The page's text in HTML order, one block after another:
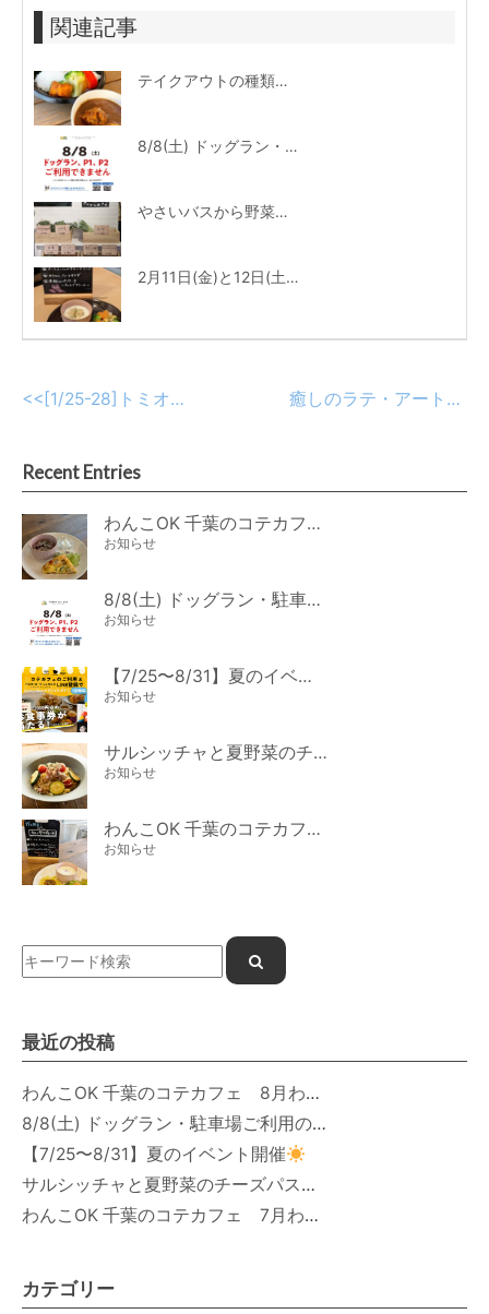
関連記事
テイクアウトの種類が増えました！
8/8(土) ドッグラン・駐車場ご利用のお知らせ
やさいバスから野菜が届くようになりました♪
2月11日(金)と12日(土)はワンコの日♪
癒しのラテ・アート☆
<<[1/25-28]トミオマルシェ期間中の駐車場ご利用につきまして
Recent Entries
わんこOK 千葉のコテカフェ 8月わんこの日 オートミールdeローストビーフライス
お知らせ
8/8(土) ドッグラン・駐車場ご利用のお知らせ
お知らせ
【7/25〜8/31】夏のイベント開催
お知らせ
サルシッチャと夏野菜のチーズパスタ期間限定新メニュー登場！
お知らせ
わんこOK 千葉のコテカフェ 7月わんこの日 白身魚とカラフルやさいのオムレツ
お知らせ
最近の投稿
わんこOK 千葉のコテカフェ 8月わんこの日 オートミールdeローストビーフライス
8/8(土) ドッグラン・駐車場ご利用のお知らせ
【7/25〜8/31】夏のイベント開催
サルシッチャと夏野菜のチーズパスタ期間限定新メニュー登場！
わんこOK 千葉のコテカフェ 7月わんこの日 白身魚とカラフルやさいのオムレツ
カテゴリー